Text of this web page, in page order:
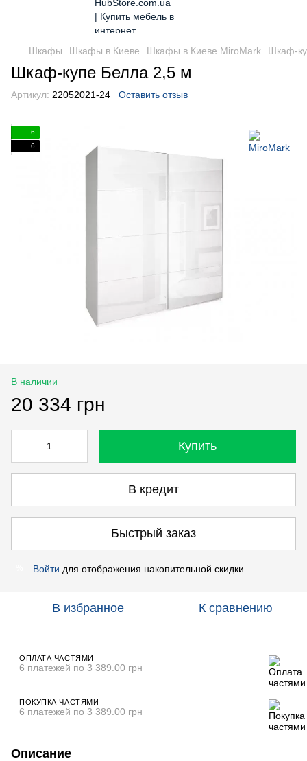
Шкафы Шкафы в Киеве Шкафы в Киеве MiroMark Шкаф-
Шкаф-купе Белла 2,5 м
Артикул: 22052021-24 Оставить отзыв
6
6
В наличии
20 334 грн
Купить
В кредит
Быстрый заказ
Войти для отображения накопительной скидки
В избранное К сравнению
ОПЛАТА ЧАСТЯМИ
6 платежей по 3 389.00 грн
ПОКУПКА ЧАСТЯМИ
6 платежей по 3 389.00 грн
Описание